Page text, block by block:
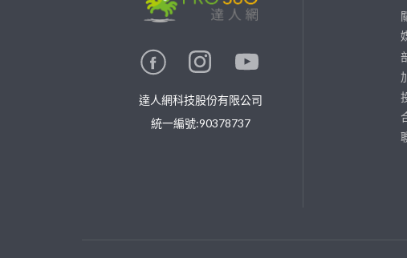
達人網科技股份有限公司
統一編號:90378737